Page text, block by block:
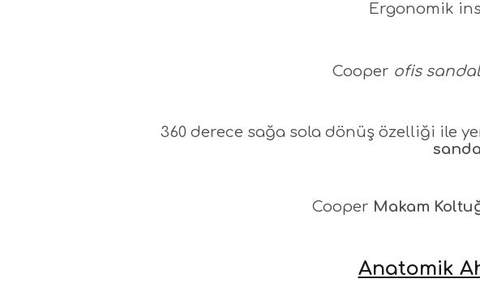
Ergonomik
Cooper ofis
360 derece sağa sola dönüş özelliği ile
Cooper Makam
Anatomik